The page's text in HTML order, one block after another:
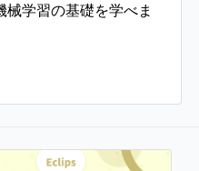
学習の基礎を学べま